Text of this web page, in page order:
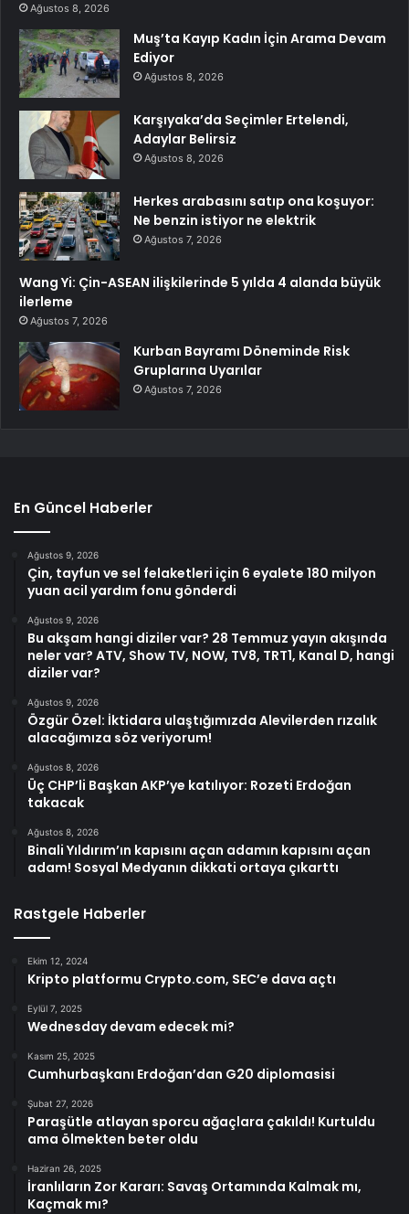
Ağustos 8, 2026
Muş’ta Kayıp Kadın İçin Arama Devam
Ediyor
Ağustos 8, 2026
Karşıyaka’da Seçimler Ertelendi,
Adaylar Belirsiz
Ağustos 8, 2026
Herkes arabasını satıp ona koşuyor:
Ne benzin istiyor ne elektrik
Ağustos 7, 2026
Wang Yi: Çin-ASEAN ilişkilerinde 5 yılda 4 alanda büyük
ilerleme
Ağustos 7, 2026
Kurban Bayramı Döneminde Risk
Gruplarına Uyarılar
Ağustos 7, 2026
En Güncel Haberler
Ağustos 9, 2026
Çin, tayfun ve sel felaketleri için 6 eyalete 180 milyon
yuan acil yardım fonu gönderdi
Ağustos 9, 2026
Bu akşam hangi diziler var? 28 Temmuz yayın akışında
neler var? ATV, Show TV, NOW, TV8, TRT1, Kanal D, hangi
diziler var?
Ağustos 9, 2026
Özgür Özel: İktidara ulaştığımızda Alevilerden rızalık
alacağımıza söz veriyorum!
Ağustos 8, 2026
Üç CHP’li Başkan AKP’ye katılıyor: Rozeti Erdoğan
takacak
Ağustos 8, 2026
Binali Yıldırım’ın kapısını açan adamın kapısını açan
adam! Sosyal Medyanın dikkati ortaya çıkarttı
Rastgele Haberler
Ekim 12, 2024
Kripto platformu Crypto.com, SEC’e dava açtı
Eylül 7, 2025
Wednesday devam edecek mi?
Kasım 25, 2025
Cumhurbaşkanı Erdoğan’dan G20 diplomasisi
Şubat 27, 2026
Paraşütle atlayan sporcu ağaçlara çakıldı! Kurtuldu
ama ölmekten beter oldu
Haziran 26, 2025
İranlıların Zor Kararı: Savaş Ortamında Kalmak mı,
Kaçmak mı?